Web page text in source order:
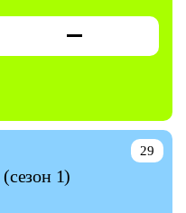
29
(сезон 1)